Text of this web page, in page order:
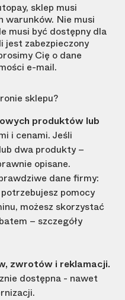
sklep musi
warunków. Nie musi
musi być dostępny dla
jest zabezpieczony
Cię o dane
e-mail.
sklepu?
produktów lub
i cenami. Jeśli
dwa produkty –
opisane.
dane firmy:
pomocy
możesz skorzystać
– szczegóły
zwrotów i reklamacji.
dostępna - nawet